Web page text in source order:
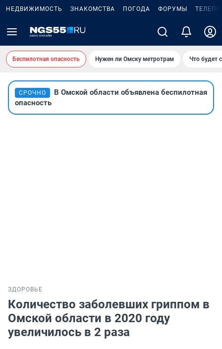
НЕДВИЖИМОСТЬ ЗНАКОМСТВА ПОГОДА ФОРУМЫ
Беспилотная опасность Нужен ли Омску метротрам Что будет
СРОЧНО
В Омской области объявлена беспилотная
опасность
ЗДОРОВЬЕ
Количество заболевших гриппом в
Омской области в 2020 году
увеличилось в 2 раза